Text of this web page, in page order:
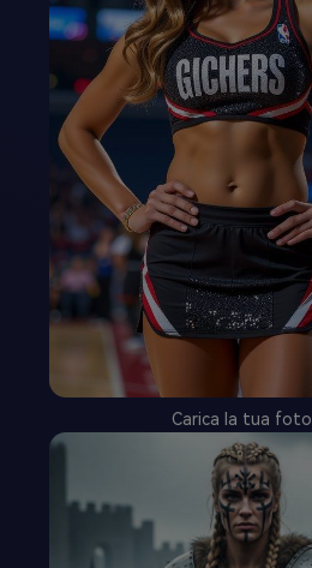
Carica la tua foto